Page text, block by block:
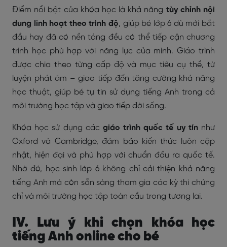
Điểm nổi bật của khóa học là khả năng tùy chỉnh nội
dung linh hoạt theo trình độ, giúp bé lớp 6 dù mới bắt
đầu hay đã có nền tảng đều có thể tiếp cận chương
trình học phù hợp với năng lực của mình. Giáo trình
được chia theo từng cấp độ và mục tiêu cụ thể, từ
luyện phát âm – giao tiếp đến tăng cường khả năng
học thuật, giúp bé tự tin sử dụng tiếng Anh trong cả
môi trường học tập và giao tiếp đời sống.
Khóa học sử dụng các giáo trình quốc tế uy tínnhư
Oxford và Cambridge, đảm bảo kiến thức luôn cập
nhật, hiện đại và phù hợp với chuẩn đầu ra quốc tế.
Nhờ đó, học sinh lớp 6 không chỉ cải thiện khả năng
tiếng Anh mà còn sẵn sàng tham gia các kỳ thi chứng
chỉ và môi trường học tập toàn cầu trong tương lai.
IV. Lưu ý khi chọn khóa học
tiếng Anh online cho bé